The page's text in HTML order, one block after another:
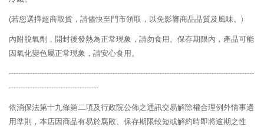
(若您選擇超商取貨，請儘快至門市領取，以免影響商品品質及風味。 )
內附脫氧劑，開封後發熱為正常現象，請勿食用。保存期限內，產品可能
因氧化變色屬正常現象，請安心食用。
--------------------------------------------------------------------------------------------------------
--------------------------------------
依消保法第十九條第二項及行政院公佈之通訊交易解除權合理例外情事適
用準則，本店因商品有易於腐敗、保存期限較短或解約時即將逾期之性